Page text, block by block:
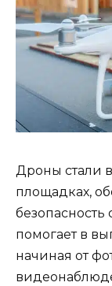
Дроны стали
площадках,
помогает в
начиная от